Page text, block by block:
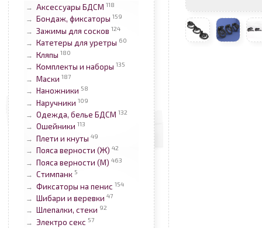
→ Аксессуары БДСМ 118
→ Бондаж, фиксаторы 159
→ Зажимы для сосков 124
→ Катетеры для уретры 60
→ Кляпы 180
→ Комплекты и наборы 135
→ Маски 187
→ Наножники 58
→ Наручники 109
→ Одежда, белье БДСМ 132
→ Ошейники 113
→ Плети и кнуты 49
→ Пояса верности (Ж) 42
→ Пояса верности (М) 463
→ Стимпанк 5
→ Фиксаторы на пенис 154
→ Шибари и веревки 47
→ Шлепалки, стеки 92
→ Электро секс 57